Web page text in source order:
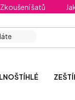
Zkoušení šatů